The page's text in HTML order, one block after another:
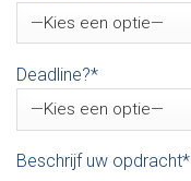
Deadline?*
Beschrijf uw opdracht*